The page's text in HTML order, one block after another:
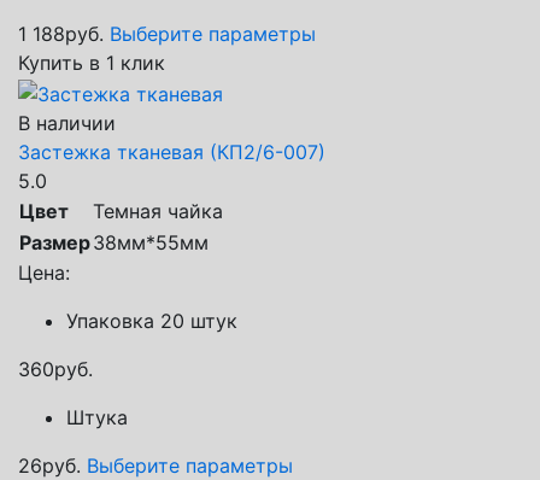
1 188руб. Выберите параметры
Купить в 1 клик
В наличии
Застежка тканевая (КП2/6-007)
5.0
Цвет
Темная чайка
Размер38мм*55мм
Цена:
Упаковка 20 штук
360руб.
Штука
26руб. Выберите параметры